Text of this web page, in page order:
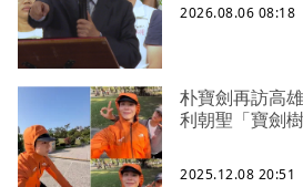
2026.08.06 08:18
朴寶劍再訪高
利朝聖「寶劍
2025.12.08 20:51